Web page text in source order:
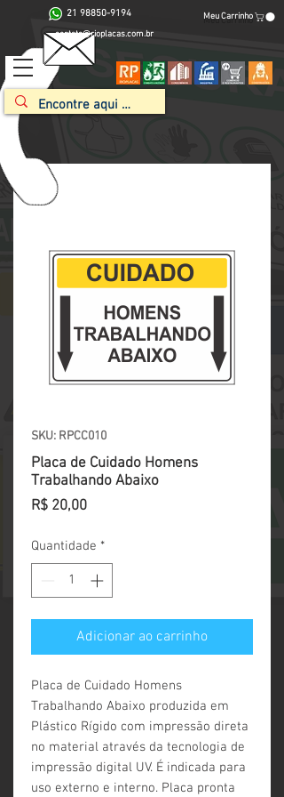
21 98850-9194
contato@rioplacas.com.br
Meu Carrinho
SKU: RPCC010
Placa de Cuidado Homens
Trabalhando Abaixo
R$ 20,00Preço
Quantidade *
Adicionar ao carrinho
Placa de Cuidado Homens
Trabalhando Abaixo produzida em
Plástico Rígido com impressão direta
no material através da tecnologia de
impressão digital UV. É indicada para
uso externo e interno. Placa pronta